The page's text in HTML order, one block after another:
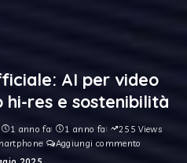
AI per video
hi-res e sostenibilità
1 anno fa 1 anno fa
255 Views
Aggiungi commento